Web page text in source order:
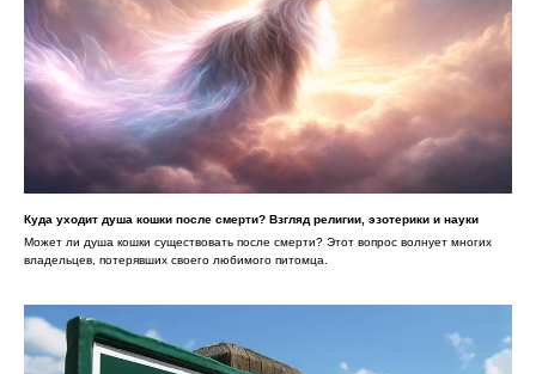
Куда уходит душа кошки после смерти? Взгляд религии, эзотерики и науки
Может ли душа кошки существовать после смерти? Этот вопрос волнует многих
владельцев, потерявших своего любимого питомца.